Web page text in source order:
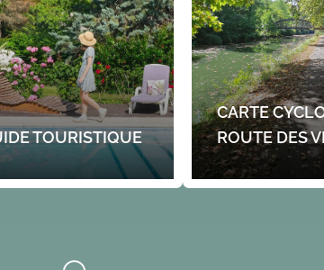
TOURISTIQUE
CARTE
ROUTE DES